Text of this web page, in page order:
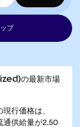
プ
の最新市場
行価格は、
通供給量が2.50